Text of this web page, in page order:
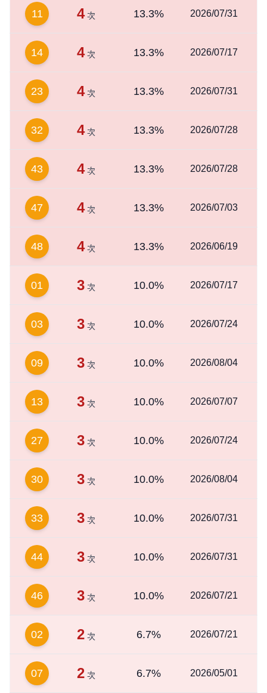
11 4 次 13.3% 2026/07/31
14 4 次 13.3% 2026/07/17
23 4 次 13.3% 2026/07/31
32 4 次 13.3% 2026/07/28
43 4 次 13.3% 2026/07/28
47 4 次 13.3% 2026/07/03
48 4 次 13.3% 2026/06/19
01 3 次 10.0% 2026/07/17
03 3 次 10.0% 2026/07/24
09 3 次 10.0% 2026/08/04
13 3 次 10.0% 2026/07/07
27 3 次 10.0% 2026/07/24
30 3 次 10.0% 2026/08/04
33 3 次 10.0% 2026/07/31
44 3 次 10.0% 2026/07/31
46 3 次 10.0% 2026/07/21
02 2 次 6.7% 2026/07/21
07 2 次 6.7% 2026/05/01